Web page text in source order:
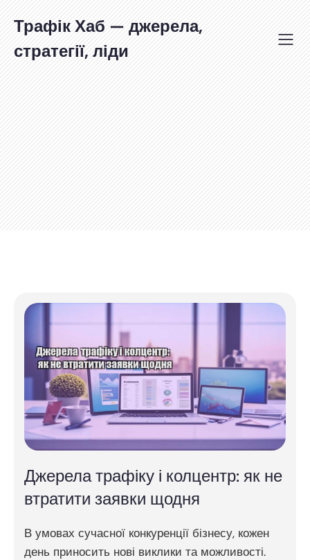
вмісту
Трафік Хаб — джерела,
стратегії, ліди
Джерела трафіку і колцентр: як не
втратити заявки щодня
В умовах сучасної конкуренції бізнесу, кожен
день приносить нові виклики та можливості.